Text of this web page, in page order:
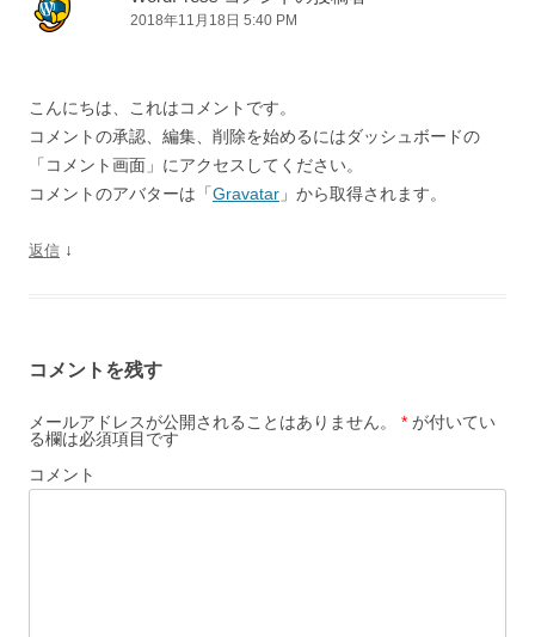
2018年11月18日 5:40 PM
こんにちは、これはコメントです。
コメントの承認、編集、削除を始めるにはダッシュボードの
「コメント画面」にアクセスしてください。
コメントのアバターは「Gravatar 」から取得されます。
返信 ↓
コメントを残す
メールアドレスが公開されることはありません。 * が付いてい
る欄は必須項目です
コメント